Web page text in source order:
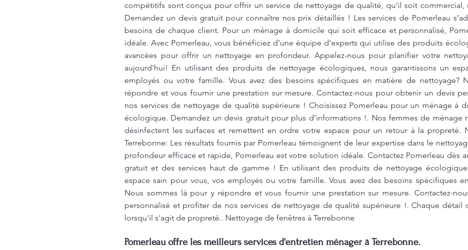
compétitifs sont conçus pour offrir un service de nettoyage de qualité, qu'il soit commercial,
Demandez un devis gratuit pour connaître nos prix détaillés ! Les services de Pomerleau
besoins de chaque client. Pour un ménage à domicile qui soit efficace et personnalisé,
idéale. Avec Pomerleau, vous bénéficiez d’une équipe d’experts qui utilise des produits
avancées pour offrir un nettoyage en profondeur. Appelez-nous pour planifier votre
aujourd'hui! En utilisant des produits de nettoyage écologiques, nous garantissons un
employés ou votre famille. Vous avez des besoins spécifiques en matière de nettoyage?
répondre et vous fournir une prestation sur mesure. Contactez-nous pour obtenir un devis
nos services de nettoyage de qualité supérieure ! Choisissez Pomerleau pour un ménage à
écologique. Demandez un devis gratuit pour plus d’informations !. Nos femmes de ménage
désinfectent les surfaces et remettent en ordre votre espace pour un retour à la propreté.
Terrebonne: Les résultats fournis par Pomerleau témoignent de leur expertise dans le
profondeur efficace et rapide, Pomerleau est votre solution idéale. Contactez Pomerleau dès
gratuit et des services haut de gamme ! En utilisant des produits de nettoyage
espace sain pour vous, vos employés ou votre famille. Vous avez des besoins spécifiques
Nous sommes là pour y répondre et vous fournir une prestation sur mesure. Contactez-
personnalisé et profiter de nos services de nettoyage de qualité supérieure !. Chaque détail
lorsqu'il s'agit de propreté.. Nettoyage de fenêtres à Terrebonne
Pomerleau offre les meilleurs services d'entretien ménager à Terrebonne.